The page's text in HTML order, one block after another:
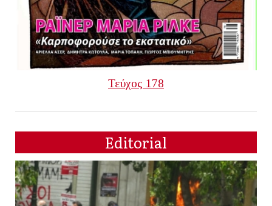
Τεύχος 178
Editorial